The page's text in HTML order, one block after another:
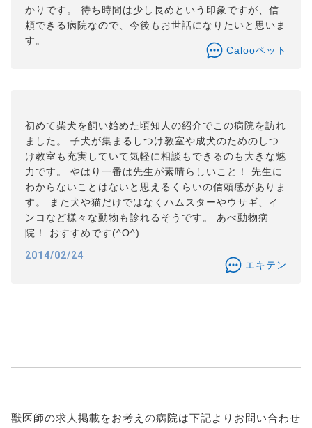
かりです。 待ち時間は少し長めという印象ですが、信
頼できる病院なので、今後もお世話になりたいと思いま
す。
Calooペット
初めて柴犬を飼い始めた頃知人の紹介でこの病院を訪れ
ました。 子犬が集まるしつけ教室や成犬のためのしつ
け教室も充実していて気軽に相談もできるのも大きな魅
力です。 やはり一番は先生が素晴らしいこと！ 先生に
わからないことはないと思えるくらいの信頼感がありま
す。 また犬や猫だけではなくハムスターやウサギ、イ
ンコなど様々な動物も診れるそうです。 あべ動物病
院！ おすすめです(^O^)
2014/02/24
エキテン
獣医師の求人掲載をお考えの病院は下記よりお問い合わせ